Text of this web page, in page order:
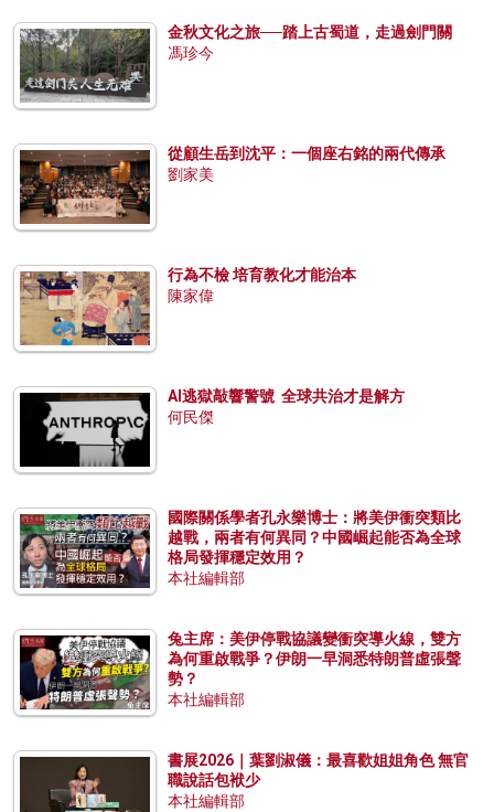
金秋文化之旅──踏上古蜀道，走過劍門關
馮珍今
從顧生岳到沈平：一個座右銘的兩代傳承
劉家美
行為不檢 培育教化才能治本
陳家偉
AI逃獄敲響警號 全球共治才是解方
何民傑
國際關係學者孔永樂博士：將美伊衝突類比
越戰，兩者有何異同？中國崛起能否為全球
格局發揮穩定效用？
本社編輯部
兔主席：美伊停戰協議變衝突導火線，雙方
為何重啟戰爭？伊朗一早洞悉特朗普虛張聲
勢？
本社編輯部
書展2026｜葉劉淑儀：最喜歡姐姐角色 無官
職說話包袱少
本社編輯部